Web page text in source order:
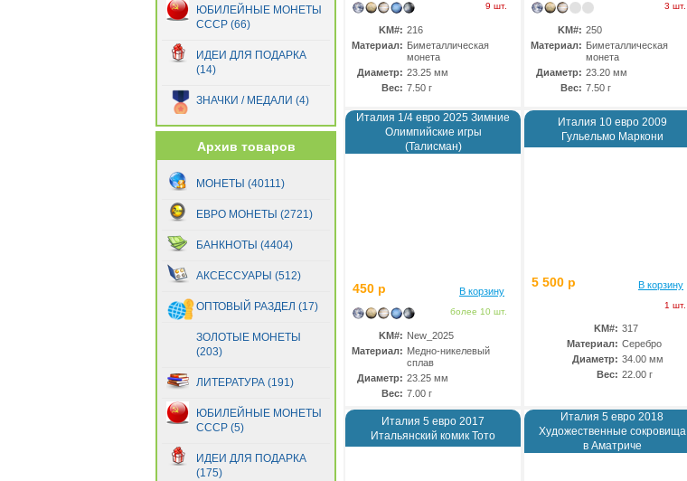
Нидерланды(40)
Португалия (87)
Сан-Марино(89)
Словакия
Словения
Финляндия
Франция(185)
Хорватия(6)
Эстония
ЮБИЛЕЙНЫЕ МОНЕТЫ
СССР (66)
ИДЕИ ДЛЯ ПОДАРКА
(14)
ЗНАЧКИ / МЕДАЛИ (4)
Архив товаров
МОНЕТЫ (40111)
ЕВРО МОНЕТЫ (2721)
БАНКНОТЫ (4404)
АКСЕССУАРЫ (512)
ОПТОВЫЙ РАЗДЕЛ (17)
ЗОЛОТЫЕ МОНЕТЫ
(203)
ЛИТЕРАТУРА (191)
ЮБИЛЕЙНЫЕ МОНЕТЫ
СССР (5)
ИДЕИ ДЛЯ ПОДАРКА
(175)
9 шт.
KM#: 216
Материал: Биметаллическая
монета
Диаметр: 23.25 мм
Вес: 7.50 г
3 шт.
KM#: 250
Материал: Биметаллическая
монета
Диаметр: 23.20 мм
Вес: 7.50 г
Италия 1/4 евро 2025 Зимние
Олимпийские игры
(Талисман)
450 р В корзину
более 10 шт.
KM#: New_2025
Материал: Медно-никелевый
сплав
Диаметр: 23.25 мм
Вес: 7.00 г
Италия 10 евро 2009
Гульельмо Маркони
5 500 р В корзину
1 шт.
KM#: 317
Материал: Серебро
Диаметр: 34.00 мм
Вес: 22.00 г
Италия 5 евро 2017
Итальянский комик Тото
Италия 5 евро 2018
Художественные сокровища
в Аматриче